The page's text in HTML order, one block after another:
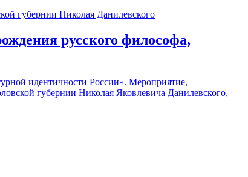
русского философа,
идентичности России». Мероприятие,
губернии Николая Яковлевича Данилевского,